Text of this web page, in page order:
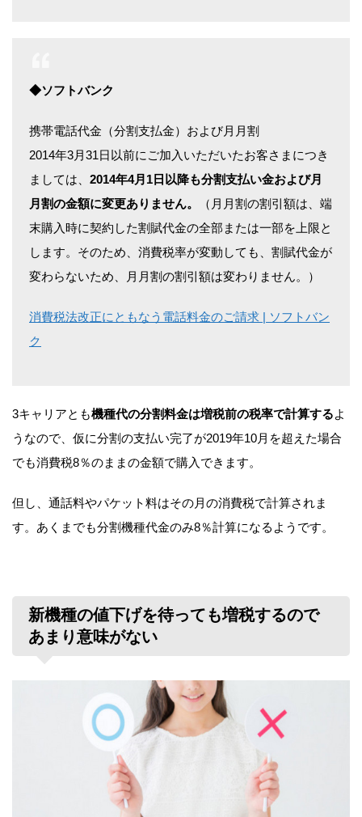
◆ソフトバンク
携帯電話代金（分割支払金）および月月割
2014年3月31日以前にご加入いただいたお客さまにつき
ましては、 2014年4月1日以降も分割支払い金および月
月割の金額に変更ありません。
（月月割の割引額は、端
末購入時に契約した割賦代金の全部または一部を上限と
します。そのため、消費税率が変動しても、割賦代金が
変わらないため、月月割の割引額は変わりません。）
消費税法改正にともなう電話料金のご請求 | ソフトバン
ク
3キャリアとも機種代の分割料金は増税前の税率で計算するよ
うなので、仮に分割の支払い完了が2019年10月を超えた場合
でも消費税8％のままの金額で購入できます。
但し、通話料やパケット料はその月の消費税で計算されま
す。あくまでも分割機種代金のみ8％計算になるようです。
新機種の値下げを待っても増税するので
あまり意味がない